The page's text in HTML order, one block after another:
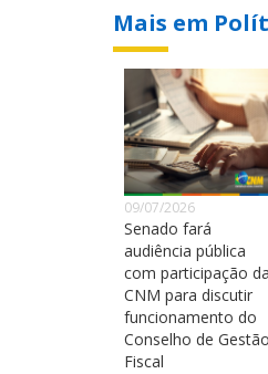
Mais em
09/07/2026
Senado fará
audiência pública
com participação da
CNM para discutir
funcionamento do
Conselho de Gestão
Fiscal